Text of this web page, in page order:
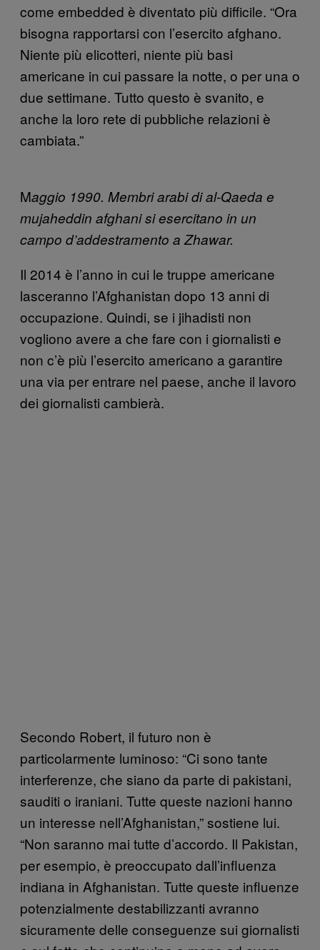
come embedded è diventato più difficile. “Ora
bisogna rapportarsi con l’esercito afghano.
Niente più elicotteri, niente più basi
americane in cui passare la notte, o per una o
due settimane. Tutto questo è svanito, e
anche la loro rete di pubbliche relazioni è
cambiata.”
Maggio 1990. Membri arabi di al-Qaeda e
mujaheddin afghani si esercitano in un
campo d’addestramento a Zhawar.
Il 2014 è l’anno in cui le truppe americane
lasceranno l’Afghanistan dopo 13 anni di
occupazione. Quindi, se i jihadisti non
vogliono avere a che fare con i giornalisti e
non c’è più l’esercito americano a garantire
una via per entrare nel paese, anche il lavoro
dei giornalisti cambierà.
Secondo Robert, il futuro non è
particolarmente luminoso: “Ci sono tante
interferenze, che siano da parte di pakistani,
sauditi o iraniani. Tutte queste nazioni hanno
un interesse nell’Afghanistan,” sostiene lui.
“Non saranno mai tutte d’accordo. Il Pakistan,
per esempio, è preoccupato dall’influenza
indiana in Afghanistan. Tutte queste influenze
potenzialmente destabilizzanti avranno
sicuramente delle conseguenze sui giornalisti